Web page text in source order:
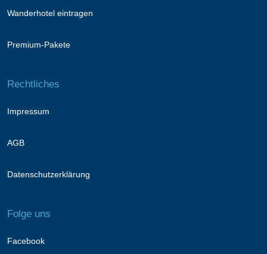
Wanderhotel eintragen
Premium-Pakete
Rechtliches
Impressum
AGB
Datenschutzerklärung
Folge uns
Facebook